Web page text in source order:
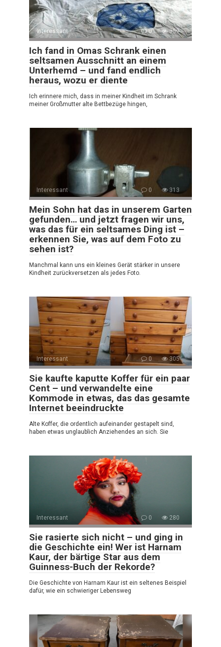
Interessant 0 359
Ich fand in Omas Schrank einen
seltsamen Ausschnitt an einem
Unterhemd – und fand endlich
heraus, wozu er diente
Ich erinnere mich, dass in meiner Kindheit im Schrank
meiner Großmutter alte Bettbezüge hingen,
Interessant 0 313
Mein Sohn hat das in unserem Garten
gefunden… und jetzt fragen wir uns,
was das für ein seltsames Ding ist –
erkennen Sie, was auf dem Foto zu
sehen ist?
Manchmal kann uns ein kleines Gerät stärker in unsere
Kindheit zurückversetzen als jedes Foto.
Interessant 0 305
Sie kaufte kaputte Koffer für ein paar
Cent – und verwandelte eine
Kommode in etwas, das das gesamte
Internet beeindruckte
Alte Koffer, die ordentlich aufeinander gestapelt sind,
haben etwas unglaublich Anziehendes an sich. Sie
Interessant 0 280
Sie rasierte sich nicht – und ging in
die Geschichte ein! Wer ist Harnam
Kaur, der bärtige Star aus dem
Guinness-Buch der Rekorde?
Die Geschichte von Harnam Kaur ist ein seltenes Beispiel
dafür, wie ein schwieriger Lebensweg